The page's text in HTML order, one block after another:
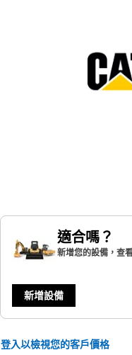
適合嗎？
新增您的設備，查
新增設備
登入以檢視您的客戶價格